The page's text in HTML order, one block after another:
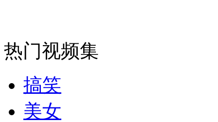
热门视频集
搞笑
美女